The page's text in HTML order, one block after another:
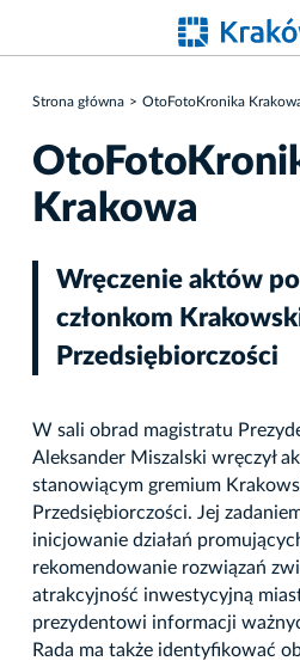
Strona główna OtoFotoKronika
Krakowa
Wręczenie aktów
członkom
Przedsiębiorczości
W sali obrad magistratu
Aleksander Miszalski wręczył
stanowiącym gremium
Przedsiębiorczości. Jej
inicjowanie działań
rekomendowanie rozwiązań
atrakcyjność inwestycyjną
prezydentowi informacji
Rada ma także identyfikować